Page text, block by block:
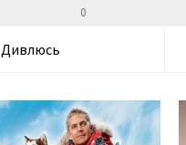
0
Дивлюсь